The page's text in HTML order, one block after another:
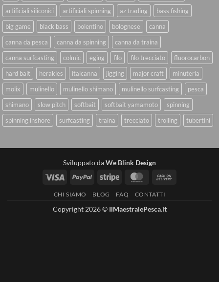
artificiali siliconici
artificiali spinning az trading
bass fishing
big game
black bass bolentino bolognese
canna
canna da pesca
canna da spinning
canna da traina
canna surfcasting
colmic eging filo filo trecciato
fluorocarbon
hard bait
herakles italcanna jigging major craft
minuteria
molix
mulinello mulinello shimano mulinello surfcasting
pesca
shimano
slow pitch softbait softbait yamamoto
spinning
spinning inshore
surfcasting traina trecciato trolling tubertini
Sviluppato daWe Blink Design
Visa
PayPal Stripe MasterCard
CHI SIAMO BLOG FAQ CONTATTI
Copyright 2026 © IlMaestralePesca.it